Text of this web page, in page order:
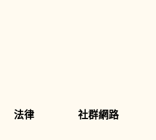
法律 社群網路